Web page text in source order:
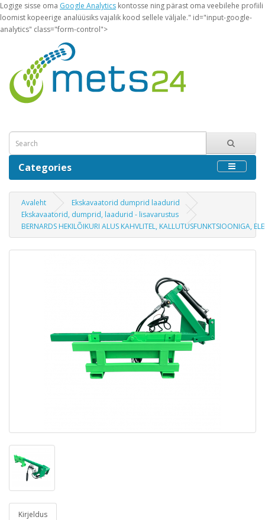
Logige sisse oma Google Analytics kontosse ning pärast oma veebilehe profiili
loomist kopeerige analüüsiks vajalik kood sellele väljale." id="input-google-
analytics" class="form-control">
Categories
Avaleht
Ekskavaatorid dumprid laadurid
Ekskavaatorid, dumprid, laadurid - lisavarustus
BERNARDS HEKILÕIKURI ALUS KAHVLITEL, KALLUTUSFUNKTSIOONIGA,
Kirjeldus